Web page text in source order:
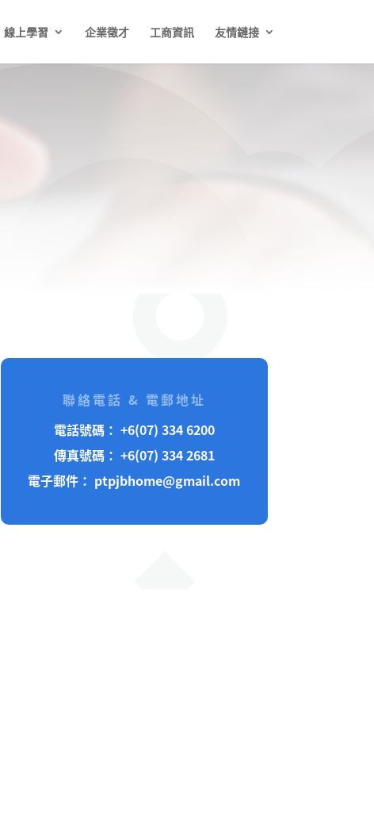
線上學習 企業徵才 工商資訊 友情鏈接
聯絡電話 & 電郵地址
電話號碼： +6(07) 334 6200
傳真號碼： +6(07) 334 2681
電子郵件： ptpjbhome@gmail.com